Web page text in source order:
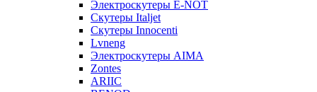
Электроскутеры E-NOT
Скутеры Italjet
Скутеры Innocenti
Lvneng
Электроскутеры AIMA
Zontes
ARIIC